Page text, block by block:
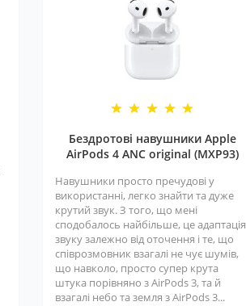
Бездротові навушники Apple
AirPods 4 ANC original (MXP93)
Навушники просто пречудові у
використанні, легко знайти та дуже
крутий звук. З того, що мені
сподобалось найбільше, це адаптація
звуку залежно від оточення і те, що
співрозмовник взагалі не чує шумів,
що навколо, просто супер крута
штука порівняно з AirPods 3, та й
взагалі небо та земля з AirPods 3...